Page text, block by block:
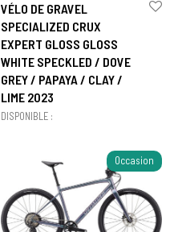
VÉLO DE GRAVEL
SPECIALIZED CRUX
EXPERT GLOSS GLOSS
WHITE SPECKLED / DOVE
GREY / PAPAYA / CLAY /
LIME 2023
DISPONIBLE :
Occasion